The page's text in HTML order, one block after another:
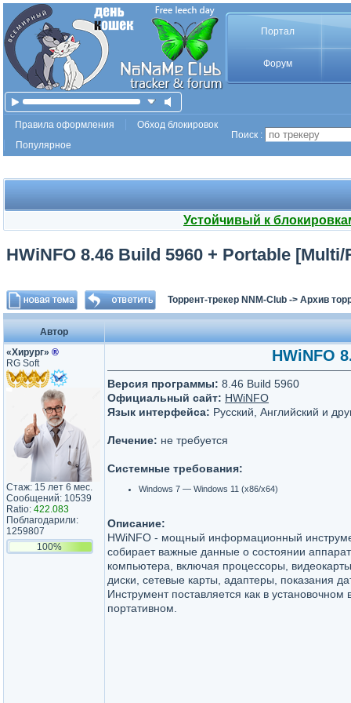
Портал
Форум
Правила оформления
Обход блокировок
Популярное
Поиск :
Устойчивый к
HWiNFO 8.46 Build 5960 + Portable [Multi/
Торрент-трекер NNM-Club -> Архив
Автор
«Хирург» ®
RG Soft
Стаж: 15 лет 6 мес.
Сообщений: 10539
Ratio: 422.083
Поблагодарили:
1259807
100%
HWiNFO
Версия программы: 8.46 Build 5960
Официальный сайт: HWiNFO
Язык интерфейса: Русский, Английский и
Лечение: не требуется
Системные требования:
Windows 7 — Windows 11 (x86/x64)
Описание:
HWiNFO - мощный информационный
собирает важные данные о состоянии
компьютера, включая процессоры,
диски, сетевые карты, адаптеры, показания
Инструмент поставляется как в установочном
портативном.